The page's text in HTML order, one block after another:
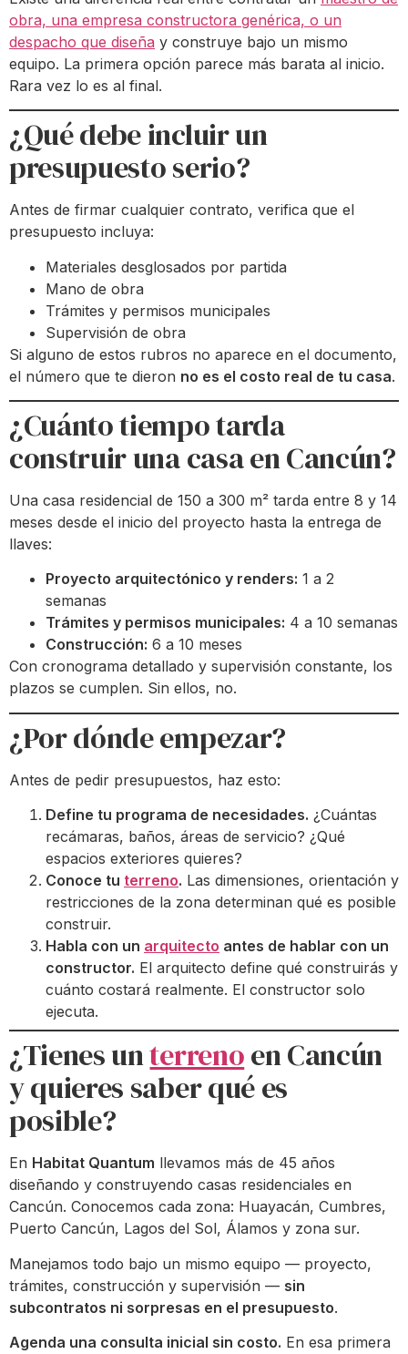
obra, una empresa constructora genérica, o un
despacho que diseña y construye bajo un mismo
equipo. La primera opción parece más barata al inicio.
Rara vez lo es al final.
¿Qué debe incluir un
presupuesto serio?
Antes de firmar cualquier contrato, verifica que el
presupuesto incluya:
Materiales desglosados por partida
Mano de obra
Trámites y permisos municipales
Supervisión de obra
Si alguno de estos rubros no aparece en el documento,
el número que te dieron no es el costo real de tu casa.
¿Cuánto tiempo tarda
construir una casa en Cancún?
Una casa residencial de 150 a 300 m² tarda entre 8 y 14
meses desde el inicio del proyecto hasta la entrega de
llaves:
Proyecto arquitectónico y renders: 1 a 2
semanas
Trámites y permisos municipales: 4 a 10 semanas
Construcción: 6 a 10 meses
Con cronograma detallado y supervisión constante, los
plazos se cumplen. Sin ellos, no.
¿Por dónde empezar?
Antes de pedir presupuestos, haz esto:
Define tu programa de necesidades. ¿Cuántas
recámaras, baños, áreas de servicio? ¿Qué
espacios exteriores quieres?
Conoce tu terreno. Las dimensiones, orientación y
restricciones de la zona determinan qué es posible
construir.
Habla con un arquitecto antes de hablar con un
constructor. El arquitecto define qué construirás y
cuánto costará realmente. El constructor solo
ejecuta.
¿Tienes unterrenoen Cancún
y quieres saber qué es
posible?
En Habitat Quantum llevamos más de 45 años
diseñando y construyendo casas residenciales en
Cancún. Conocemos cada zona: Huayacán, Cumbres,
Puerto Cancún, Lagos del Sol, Álamos y zona sur.
Manejamos todo bajo un mismo equipo — proyecto,
trámites, construcción y supervisión — sin
subcontratos ni sorpresas en el presupuesto.
Agenda una consulta inicial sin costo. En esa primera